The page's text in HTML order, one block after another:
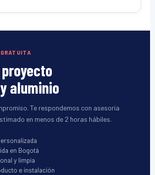
aluminio
Te respondemos con asesoría
en menos de 2 horas hábiles.
en Bogotá
y limpia
e instalación